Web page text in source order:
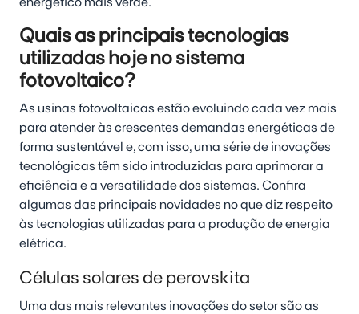
Quais as principais tecnologias
utilizadas hoje no sistema
fotovoltaico?
As usinas fotovoltaicas estão evoluindo cada vez mais
para atender às crescentes demandas energéticas de
forma sustentável e, com isso, uma série de inovações
tecnológicas têm sido introduzidas para aprimorar a
eficiência e a versatilidade dos sistemas. Confira
algumas das principais novidades no que diz respeito
às tecnologias utilizadas para a produção de energia
elétrica.
Células solares de perovskita
Uma das mais relevantes inovações do setor são as